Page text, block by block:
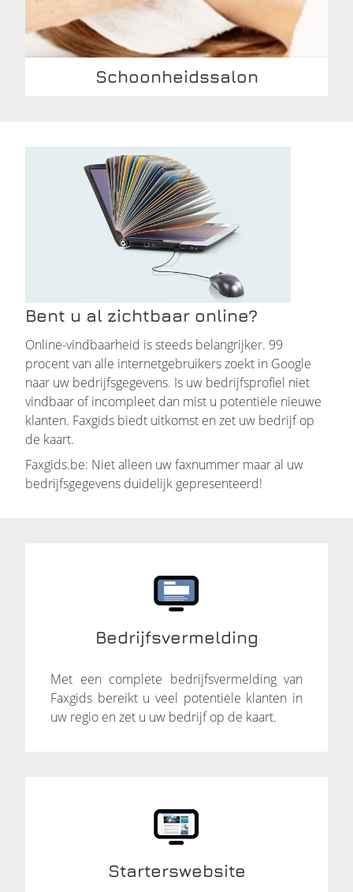
Schoonheidssalon
Bent u al zichtbaar online?
Online-vindbaarheid is steeds belangrijker. 99
procent van alle internetgebruikers zoekt in Google
naar uw bedrijfsgegevens. Is uw bedrijfsprofiel niet
vindbaar of incompleet dan mist u potentiële nieuwe
klanten. Faxgids biedt uitkomst en zet uw bedrijf op
de kaart.
Faxgids.be: Niet alleen uw faxnummer maar al uw
bedrijfsgegevens duidelijk gepresenteerd!
Bedrijfsvermelding
Met een complete bedrijfsvermelding van
Faxgids bereikt u veel potentiële klanten in
uw regio en zet u uw bedrijf op de kaart.
Starterswebsite